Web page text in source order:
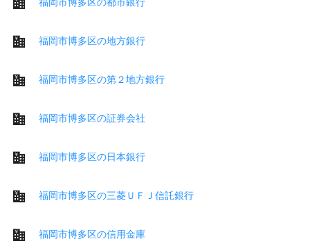
福岡市博多区の地方銀行
福岡市博多区の第２地方銀行
福岡市博多区の証券会社
福岡市博多区の日本銀行
福岡市博多区の三菱ＵＦＪ信託銀行
福岡市博多区の信用金庫